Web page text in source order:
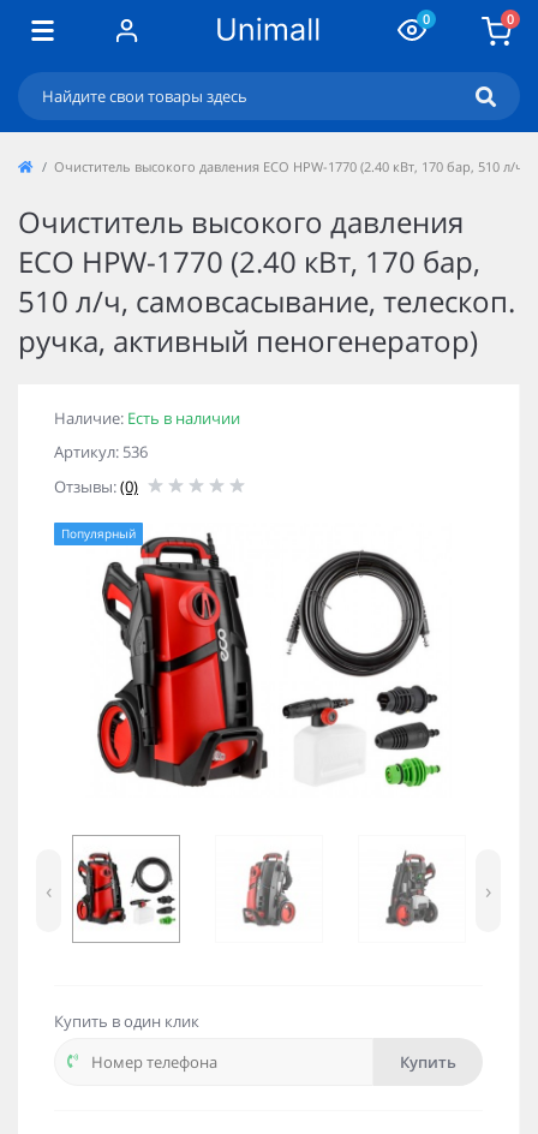
0 0
Очиститель высокого давления ECO HPW-1770 (2.40 кВт, 170 бар, 510 л/
Очиститель высокого давления
ECO HPW-1770 (2.40 кВт, 170 бар,
510 л/ч, самовсасывание, телескоп.
ручка, активный пеногенератор)
Наличие: Есть в наличии
Артикул: 536
Отзывы:(0)
Популярный
‹ ›
Купить в один клик
Купить